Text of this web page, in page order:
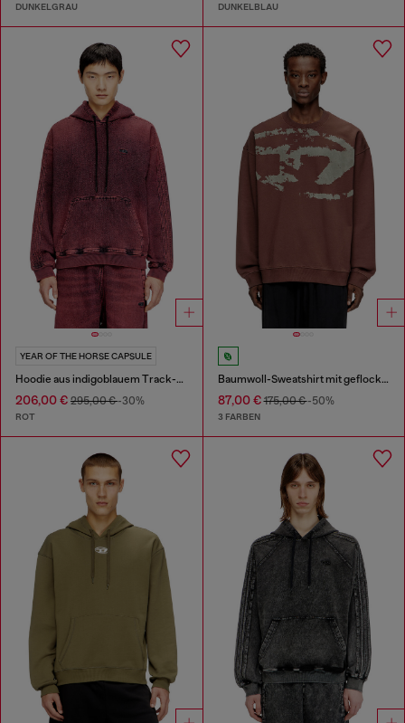
DUNKELGRAU DUNKELBLAU
YEAR OF THE HORSE CAPSULE
Hoodie aus indigoblauem Track-Denim mit Logo
206,00 € 295,00 €-30%
ROT
Baumwoll-Sweatshirt mit geflocktem Oval D
87,00 €175,00 €-50%
3 FARBEN